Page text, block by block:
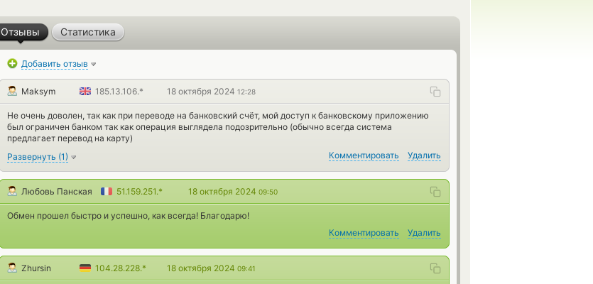
Отзывы Статистика
Добавить отзыв
Maksym 185.13.106.* 18 октября 2024 12:28
Не очень доволен, так как при переводе на банковский счёт, мой доступ к банковскому приложению
был ограничен банком так как операция выглядела подозрительно (обычно всегда система
предлагает перевод на карту)
Развернуть (1) Комментировать Удалить
Любовь Панская 51.159.251.* 18 октября 2024 09:50
Обмен прошел быстро и успешно, как всегда! Благодарю!
Комментировать
Удалить
Zhursin 104.28.228.* 18 октября 2024 09:41